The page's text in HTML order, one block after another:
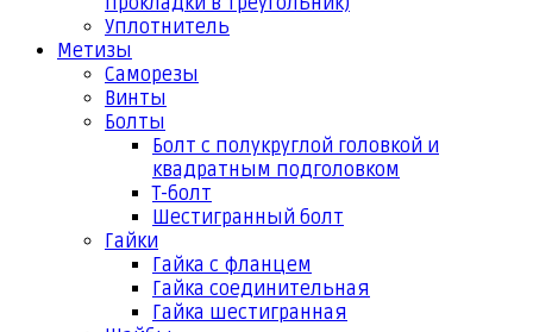
Уплотнитель
Метизы
Саморезы
Винты
Болты
Болт с полукруглой головкой и
квадратным подголовком
Т-болт
Шестигранный болт
Гайки
Гайка с фланцем
Гайка соединительная
Гайка шестигранная